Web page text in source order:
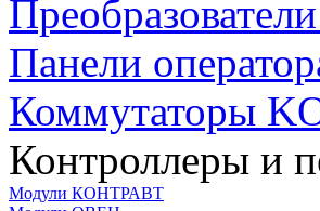
Панели
Коммутаторы
Контроллеры и
Модули КОНТРАВТ